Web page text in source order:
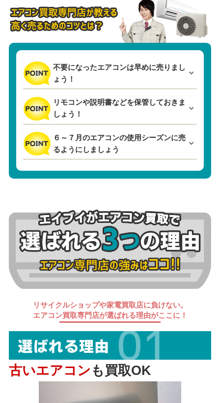
不要になったエアコンは早めに売りまし
ょう！
リモコンや説明書などを保管しておきま
しょう！
６～７月のエアコンの使用シーズンに売
るようにしましょう
リサイクルショップや家電買取店に負けない。
エアコン買取専門店が選ばれる理由がここに！
古いエアコン も買取OK